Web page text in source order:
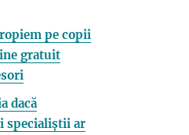
pe copii
gratuit
dacă
specialiștii ar